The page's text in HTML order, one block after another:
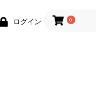
ログイン 0